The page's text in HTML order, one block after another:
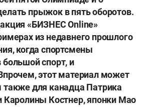
прыжок в пять оборотов.
«БИЗНЕС Online»
из недавнего прошлого
когда спортсмены
спорт, и
этот материал может
также для канадца Патрика
Каролины Костнер, японки Мао